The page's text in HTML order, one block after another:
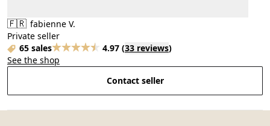
🇫🇷 fabienne V.
Private seller
65 sales
4.97 (33 reviews)
See the shop
Contact seller